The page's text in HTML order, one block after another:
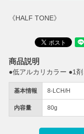
《HALF TONE》
基本情報 8-LCH/H
内容量 80g
商品説明
●低アルカリカラー ●1